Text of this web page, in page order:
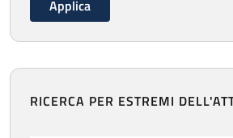
RICERCA PER ESTREMI